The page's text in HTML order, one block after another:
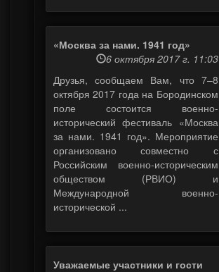
«Москва за нами. 1941 год»
6 октября 2017 г. 11:03
Друзья, сообщаем Вам, что 7–8
октября 2017 года на Бородинском
поле состоится военно-
исторический фестиваль «Москва
за нами. 1941 год». Мероприятие
организовано совместно с
Российским военно-историческим
обществом (РВИО) и
Международной военно-
исторической ...
Уважаемые участники и гости